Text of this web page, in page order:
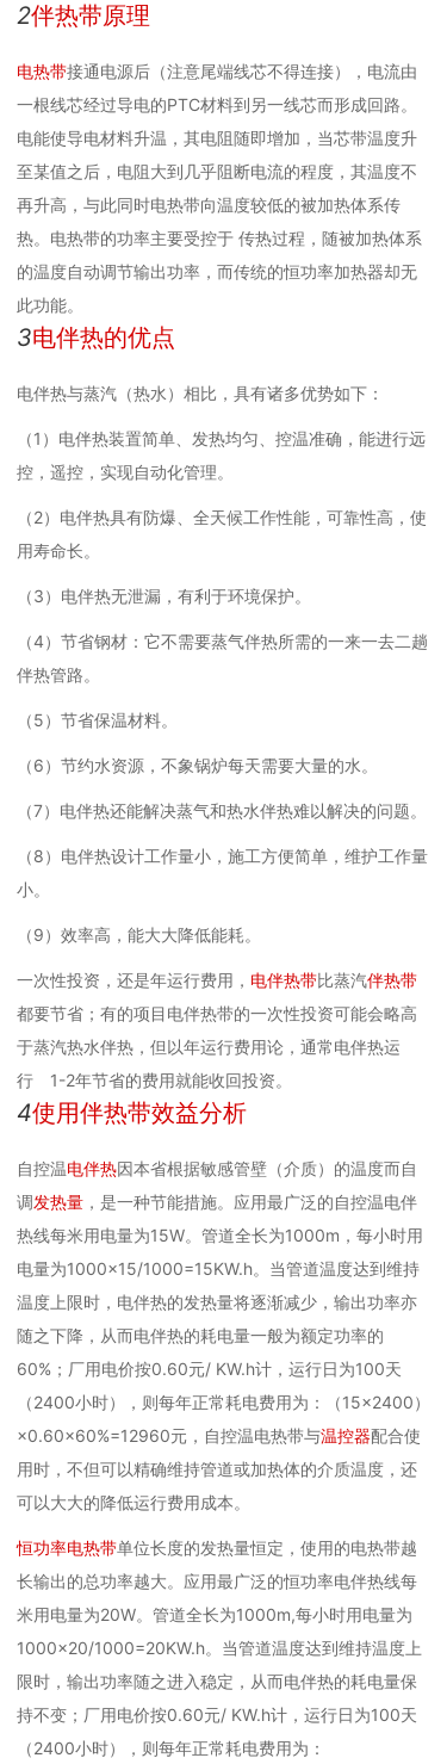
2伴热带原理
电热带接通电源后（注意尾端线芯不得连接），电流由
一根线芯经过导电的PTC材料到另一线芯而形成回路。
电能使导电材料升温，其电阻随即增加，当芯带温度升
至某值之后，电阻大到几乎阻断电流的程度，其温度不
再升高，与此同时电热带向温度较低的被加热体系传
热。电热带的功率主要受控于 传热过程，随被加热体系
的温度自动调节输出功率，而传统的恒功率加热器却无
此功能。
3电伴热的优点
电伴热与蒸汽（热水）相比，具有诸多优势如下：
（1）电伴热装置简单、发热均匀、控温准确，能进行远
控，遥控，实现自动化管理。
（2）电伴热具有防爆、全天候工作性能，可靠性高，使
用寿命长。
（3）电伴热无泄漏，有利于环境保护。
（4）节省钢材：它不需要蒸气伴热所需的一来一去二趟
伴热管路。
（5）节省保温材料。
（6）节约水资源，不象锅炉每天需要大量的水。
（7）电伴热还能解决蒸气和热水伴热难以解决的问题。
（8）电伴热设计工作量小，施工方便简单，维护工作量
小。
（9）效率高，能大大降低能耗。
一次性投资，还是年运行费用， 电伴热带比蒸汽伴热带
都要节省；有的项目电伴热带的一次性投资可能会略高
于蒸汽热水伴热，但以年运行费用论，通常电伴热运
行 1-2年节省的费用就能收回投资。
4使用伴热带效益分析
自控温电伴热因本省根据敏感管壁（介质）的温度而自
调发热量 ，是一种节能措施。应用最广泛的自控温电伴
热线每米用电量为15W。管道全长为1000m，每小时用
电量为1000×15/1000=15KW.h。当管道温度达到维持
温度上限时，电伴热的发热量将逐渐减少，输出功率亦
随之下降，从而电伴热的耗电量一般为额定功率的
60%；厂用电价按0.60元/ KW.h计，运行日为100天
（2400小时），则每年正常耗电费用为：（15×2400）
×0.60×60%=12960元，自控温电热带与温控器配合使
用时，不但可以精确维持管道或加热体的介质温度，还
可以大大的降低运行费用成本。
恒功率电热带单位长度的发热量恒定，使用的电热带越
长输出的总功率越大。应用最广泛的恒功率电伴热线每
米用电量为20W。管道全长为1000m,每小时用电量为
1000×20/1000=20KW.h。当管道温度达到维持温度上
限时，输出功率随之进入稳定，从而电伴热的耗电量保
持不变；厂用电价按0.60元/ KW.h计，运行日为100天
（2400小时），则每年正常耗电费用为：